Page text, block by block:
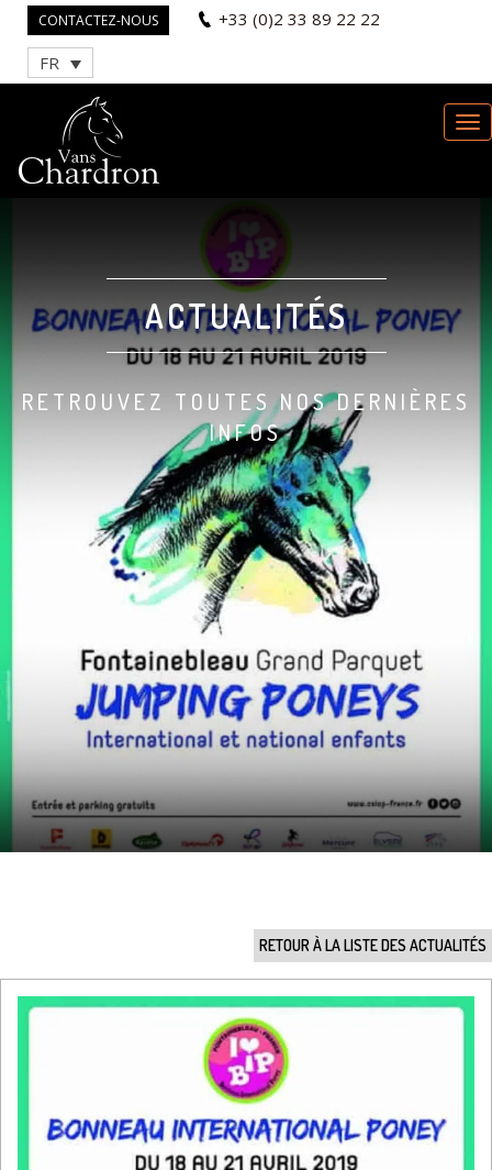
CONTACTEZ-NOUS +33 (0)2 33 89 22 22
FR
ACTUALITÉS
RETROUVEZ TOUTES NOS DERNIÈRES
INFOS
RETOUR À LA LISTE DES ACTUALITÉS